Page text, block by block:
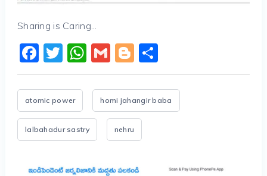
Sharing is Caring...
Facebook
Twitter
WhatsApp
GmailBlogger
Share
atomic power homi jahangir baba
lalbahadur sastry nehru